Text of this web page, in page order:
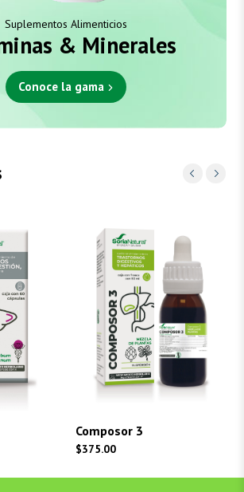
Suplementos Alimenticios
& Minerales
Conoce la gama
Composor 3
$375.00